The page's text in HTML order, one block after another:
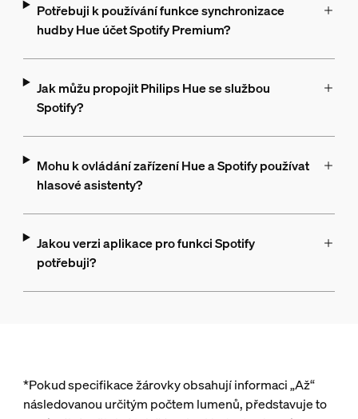
Potřebuji k používání funkce synchronizace
hudby Hue účet Spotify Premium?
Jak můžu propojit Philips Hue se službou
Spotify?
Mohu k ovládání zařízení Hue a Spotify používat
hlasové asistenty?
Jakou verzi aplikace pro funkci Spotify
potřebuji?
*Pokud specifikace žárovky obsahují informaci „Až“
následovanou určitým počtem lumenů, představuje to